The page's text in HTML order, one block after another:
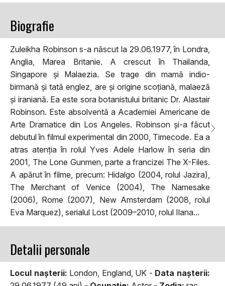
Biografie
Zuleikha Robinson s-a născut la 29.06.1977, în Londra,
Anglia, Marea Britanie. A crescut în Thailanda,
Singapore și Malaezia. Se trage din mamă indio-
birmană și tată englez, are și origine scoțiană, malaeză
și iraniană. Ea este sora botanistului britanic Dr. Alastair
Robinson. Este absolventă a Academiei Americane de
Arte Dramatice din Los Angeles. Robinson și-a făcut
debutul în filmul experimental din 2000, Timecode. Ea a
atras atenția în rolul Yves Adele Harlow în seria din
2001, The Lone Gunmen, parte a francizei The X-Files.
A apărut în filme, precum: Hidalgo (2004, rolul Jazira),
The Merchant of Venice (2004), The Namesake
(2006), Rome (2007), New Amsterdam (2008, rolul
Eva Marquez), serialul Lost (2009–2010, rolul Ilana...
Detalii personale
Locul naşterii: London, England, UK - Data naşterii: